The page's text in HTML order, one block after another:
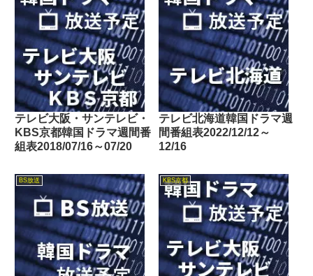
テレビ大阪・サンテレビ・
KBS京都韓国ドラマ週間番
組表2018/07/16～07/20
テレビ北海道韓国ドラマ週
間番組表2022/12/12～
12/16
BS放送 KBS京都